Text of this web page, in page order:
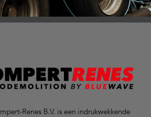
Renes B.V. is een indrukwekkende